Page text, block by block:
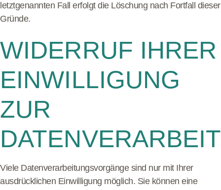
letztgenannten Fall erfolgt die Löschung nach Fortfall dieser
Gründe.
WIDERRUF IHRER
EINWILLIGUNG
ZUR
Viele Datenverarbeitungsvorgänge sind nur mit Ihrer
ausdrücklichen Einwilligung möglich. Sie können eine